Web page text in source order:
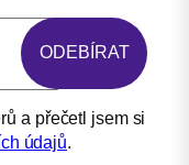
a přečetl jsem si
údajů.